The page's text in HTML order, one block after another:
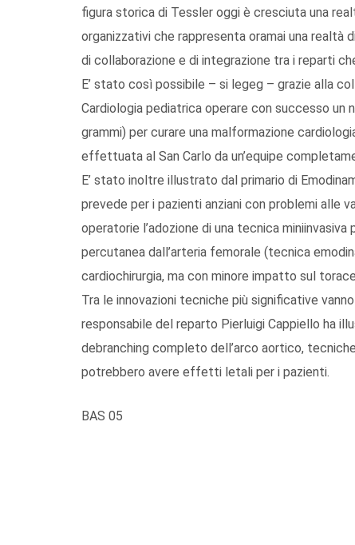
figura storica di Tessler oggi è cresciuta una
organizzativi che rappresenta oramai una realtà
di collaborazione e di integrazione tra i reparti
E’ stato così possibile – si legeg – grazie alla
Cardiologia pediatrica operare con successo
grammi) per curare una malformazione
effettuata al San Carlo da un’equipe
E’ stato inoltre illustrato dal primario di
prevede per i pazienti anziani con problemi alle
operatorie l’adozione di una tecnica
percutanea dall’arteria femorale (tecnica
cardiochirurgia, ma con minore impatto sul
Tra le innovazioni tecniche più significative
responsabile del reparto Pierluigi Cappiello ha
debranching completo dell’arco aortico,
potrebbero avere effetti letali per i pazienti.
BAS 05